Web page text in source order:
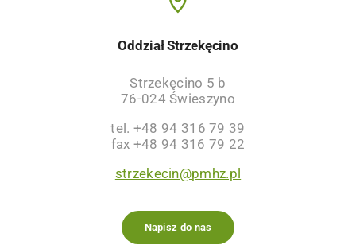
Oddział Strzekęcino
Strzekęcino 5 b
76-024 Świeszyno
tel. +48 94 316 79 39
fax +48 94 316 79 22
strzekecin@pmhz.pl
Napisz do nas